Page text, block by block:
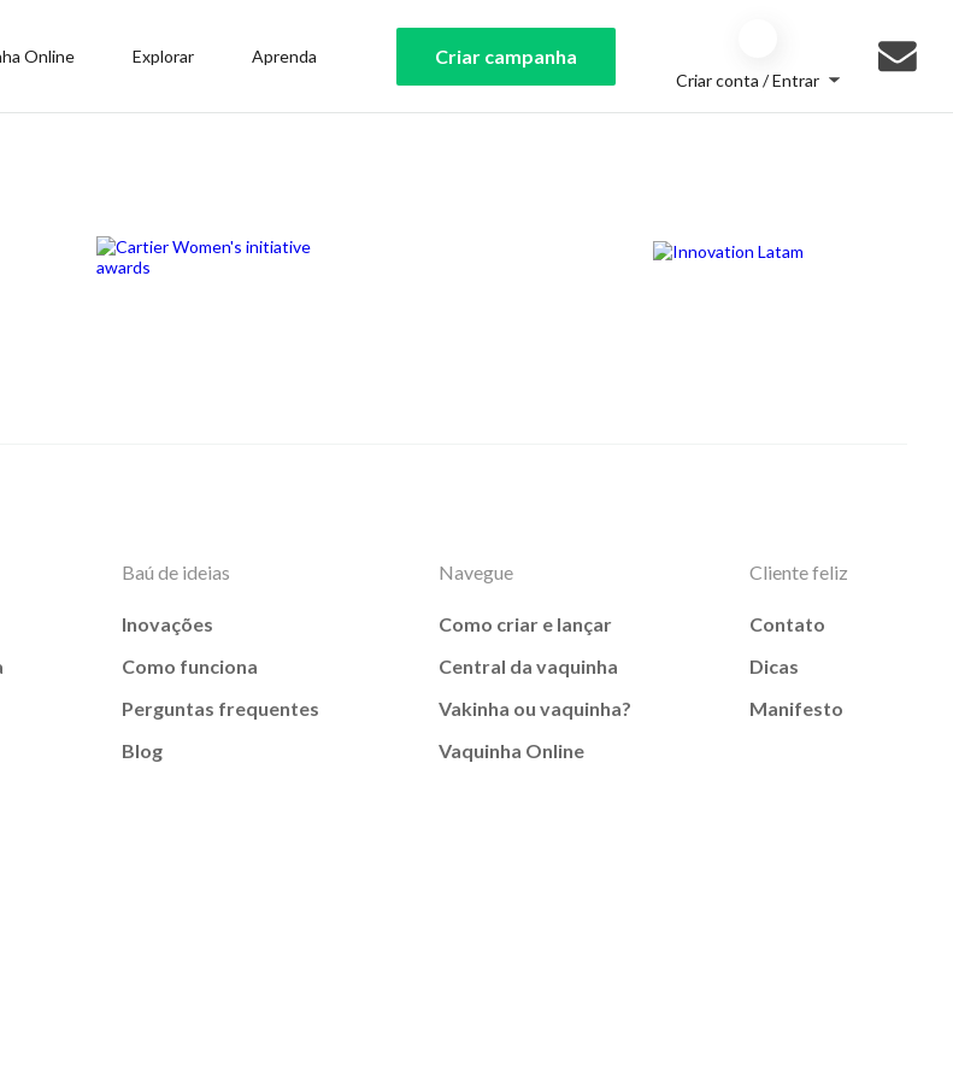
Online Explorar Aprenda Criar campanha
Criar conta / Entrar
Baú de ideias
Inovações
Como funciona
Perguntas frequentes
Blog
Navegue
Como criar e lançar
Central da vaquinha
Vakinha ou vaquinha?
Vaquinha Online
Cliente feliz
Contato
Dicas
Manifesto